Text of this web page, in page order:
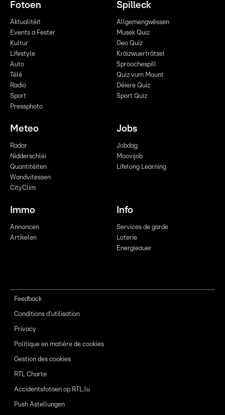
Fotoen
Aktualitéit
Events a Fester
Kultur
Lifestyle
Auto
Télé
Radio
Sport
Pressphoto
Spilleck
Allgemengwëssen
Musek Quiz
Geo Quiz
Kräizwuerträtsel
Sproochespill
Quiz vum Mount
Déiere Quiz
Sport Quiz
Meteo
Radar
Nidderschléi
Quantitéiten
Wandvitessen
CityClim
Jobs
Jobdag
Moovijob
Lifelong Learning
Immo
Annoncen
Artikelen
Info
Services de garde
Loterie
Energieauer
Feedback
Conditions d'utilisation
Privacy
Politique en matière de cookies
Gestion des cookies
RTL Charte
Accidentsfotoen op RTL.lu
Push Astellungen